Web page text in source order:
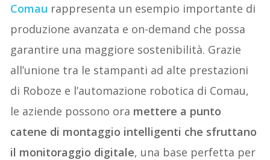
Comau rappresenta un esempio importante di
produzione avanzata e on-demand che possa
garantire una maggiore sostenibilità. Grazie
all’unione tra le stampanti ad alte prestazioni
di Roboze e l’automazione robotica di Comau,
le aziende possono ora mettere a punto
catene di montaggio intelligenti che sfruttano
il monitoraggio digitale, una base perfetta per